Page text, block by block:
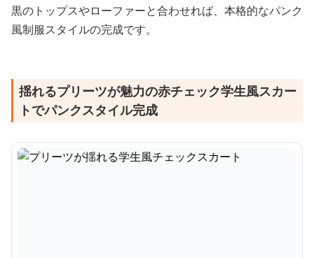
黒のトップスやローファーと合わせれば、本格的なパンク
風制服スタイルの完成です。
揺れるプリーツが魅力の赤チェック学生風スカー
トでパンクスタイル完成